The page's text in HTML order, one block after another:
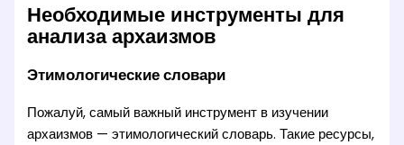
Необходимые инструменты для
анализа архаизмов
Этимологические словари
Пожалуй, самый важный инструмент в изучении
архаизмов — этимологический словарь. Такие ресурсы,